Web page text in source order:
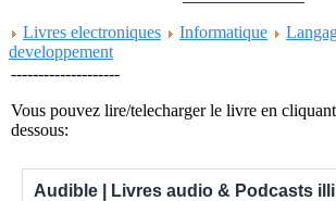
Livres electroniques
Informatique
developpement
--------------------
Vous pouvez lire/telecharger le livre en
dessous:
Audible | Livres audio & Podcasts